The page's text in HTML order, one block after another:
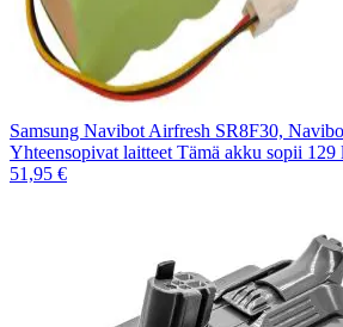
Samsung Navibot Airfresh SR8F30,
Yhteensopivat laitteet Tämä akku sopii
51,95 €